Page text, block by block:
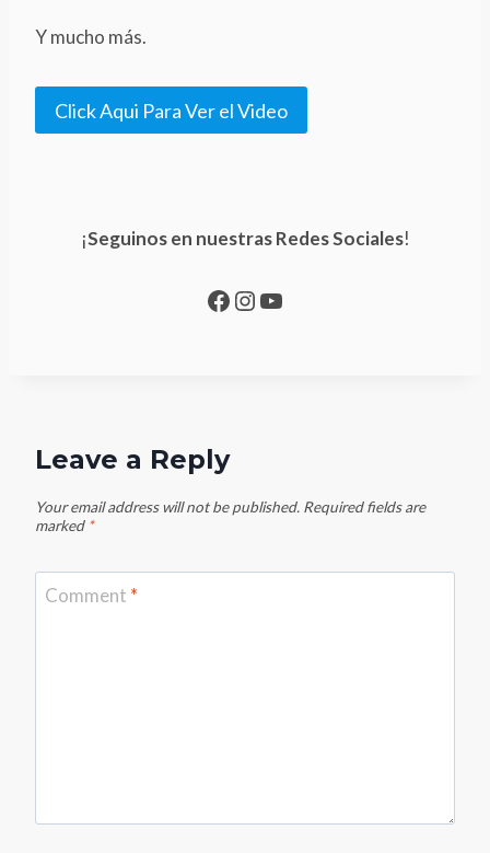
Y mucho más.
Click Aqui Para Ver el Video
¡Seguinos en nuestras Redes Sociales!
Facebook Instagram YouTube
Leave a Reply
Your email address will not be published. Required fields are
marked *
Comment *